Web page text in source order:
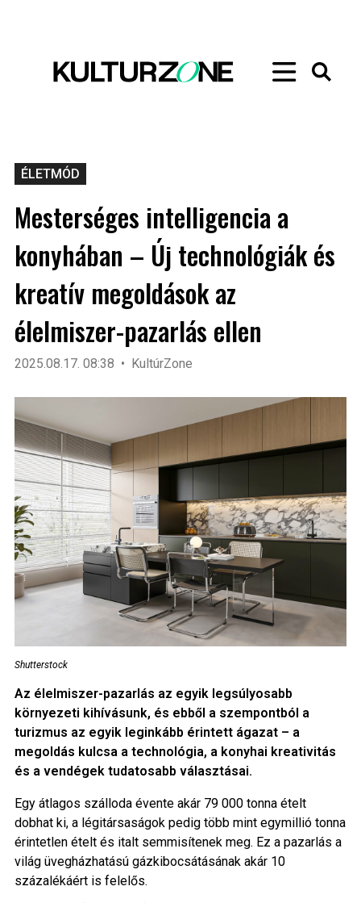
ÉLETMÓD
Mesterséges intelligencia a
konyhában – Új technológiák és
kreatív megoldások az
élelmiszer-pazarlás ellen
2025.08.17. 08:38 KultúrZone
Shutterstock
Az élelmiszer-pazarlás az egyik legsúlyosabb
környezeti kihívásunk, és ebből a szempontból a
turizmus az egyik leginkább érintett ágazat – a
megoldás kulcsa a technológia, a konyhai kreativitás
és a vendégek tudatosabb választásai.
Egy átlagos szálloda évente akár 79 000 tonna ételt
dobhat ki, a légitársaságok pedig több mint egymillió tonna
érintetlen ételt és italt semmisítenek meg. Ez a pazarlás a
világ üvegházhatású gázkibocsátásának akár 10
százalékáért is felelős.